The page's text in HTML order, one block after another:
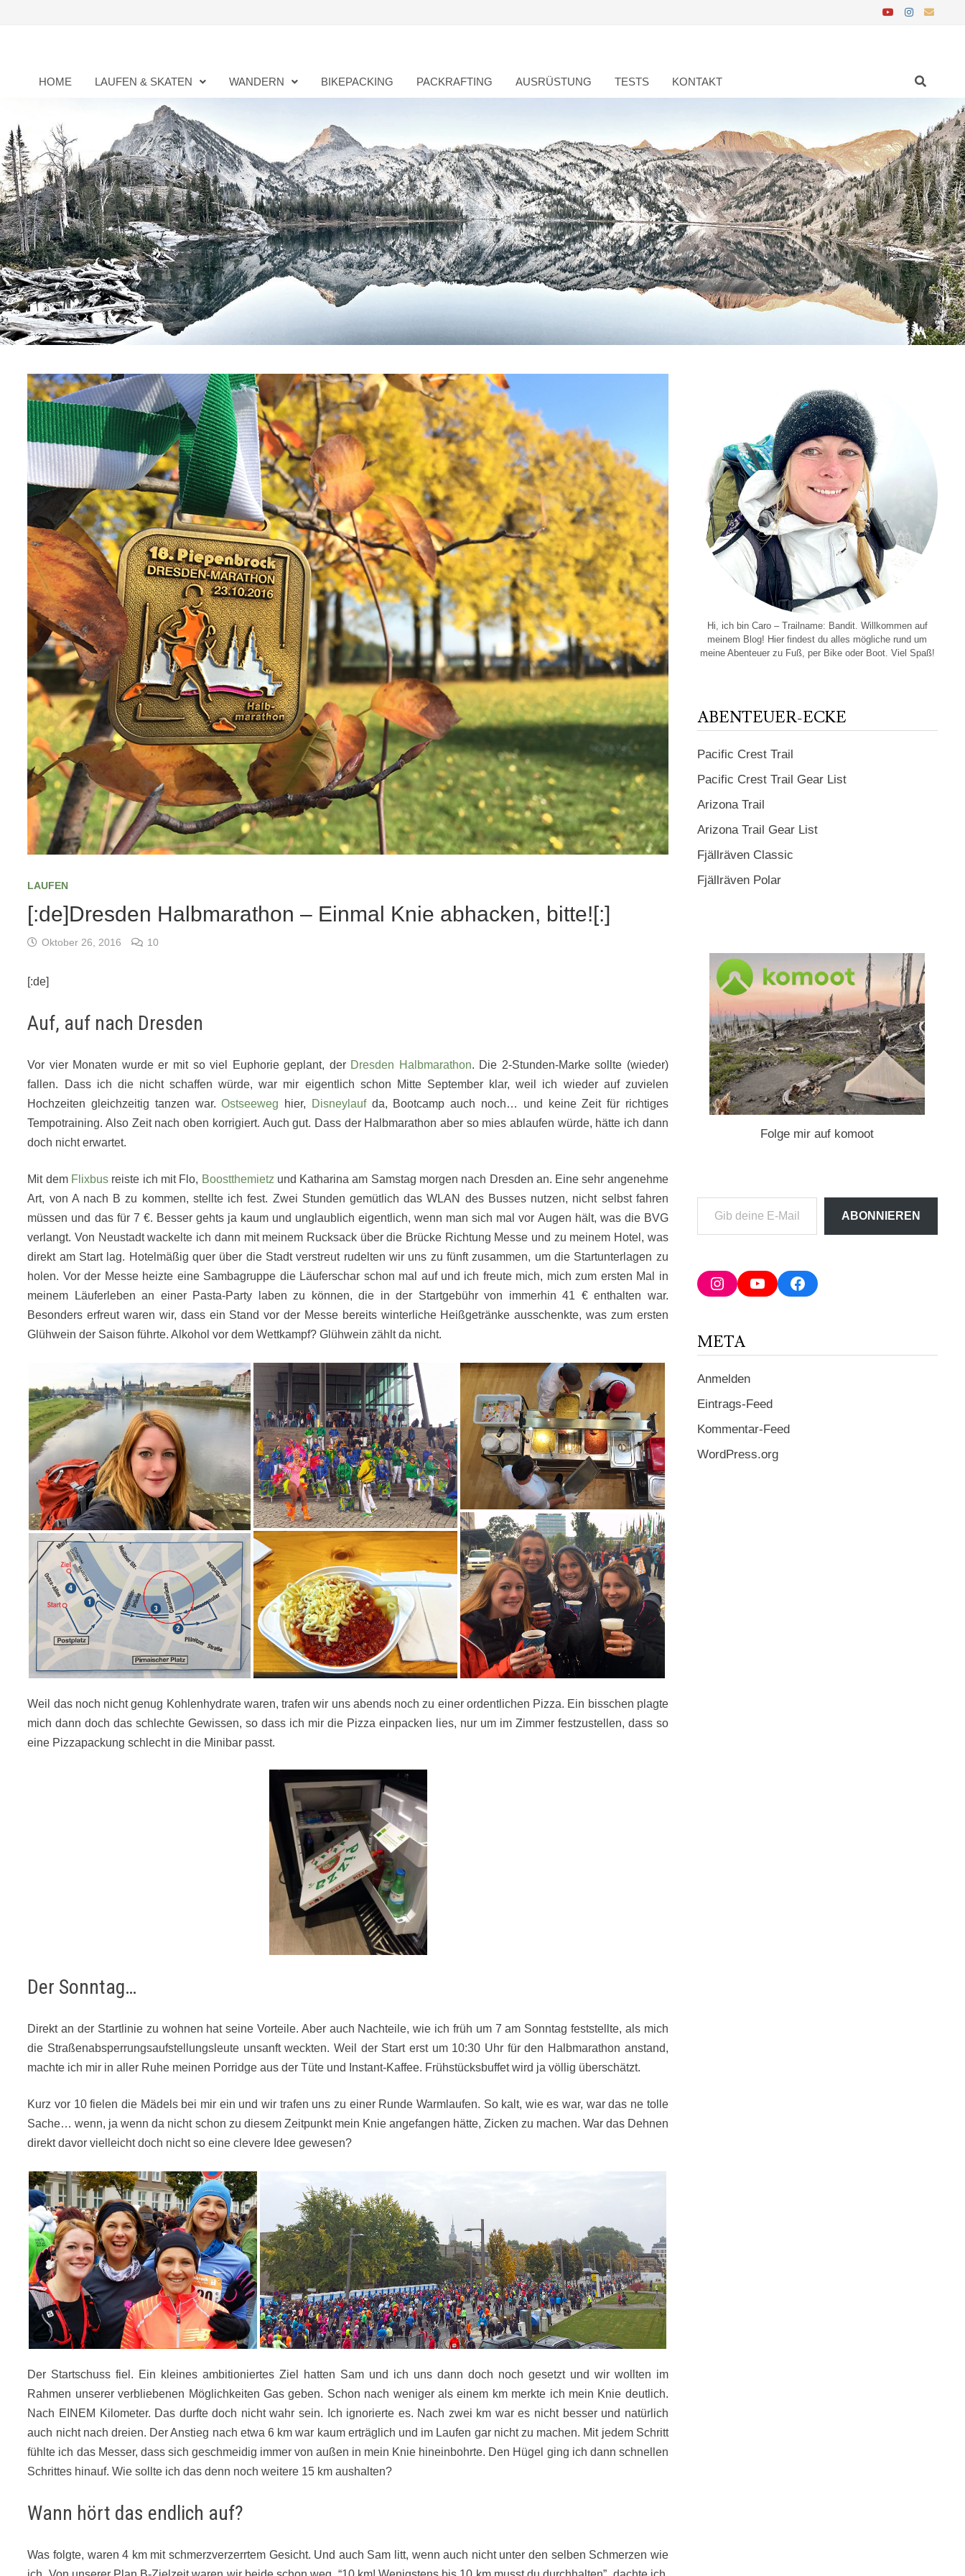
HOME LAUFEN & SKATEN WANDERN BIKEPACKING PACKRAFTING AUSRÜSTUNG TESTS KONTAKT
LAUFEN
[:de]Dresden Halbmarathon – Einmal Knie abhacken, bitte![:]
Oktober 26, 2016 10
[:de]
Auf, auf nach Dresden
Vor vier Monaten wurde er mit so viel Euphorie geplant, der Dresden Halbmarathon. Die 2-Stunden-Marke sollte (wieder)
fallen. Dass ich die nicht schaffen würde, war mir eigentlich schon Mitte September klar, weil ich wieder auf zuvielen
Hochzeiten gleichzeitig tanzen war.Ostseeweg hier, Disneylaufda, Bootcamp auch noch… und keine Zeit für richtiges
Tempotraining. Also Zeit nach oben korrigiert. Auch gut. Dass der Halbmarathon aber so mies ablaufen würde, hätte ich dann
doch nicht erwartet.
Mit dem Flixbus reiste ich mit Flo, Boostthemietz und Katharina am Samstag morgen nach Dresden an. Eine sehr angenehme
Art, von A nach B zu kommen, stellte ich fest. Zwei Stunden gemütlich das WLAN des Busses nutzen, nicht selbst fahren
müssen und das für 7 €. Besser gehts ja kaum und unglaublich eigentlich, wenn man sich mal vor Augen hält, was die BVG
verlangt. Von Neustadt wackelte ich dann mit meinem Rucksack über die Brücke Richtung Messe und zu meinem Hotel, was
direkt am Start lag. Hotelmäßig quer über die Stadt verstreut rudelten wir uns zu fünft zusammen, um die Startunterlagen zu
holen. Vor der Messe heizte eine Sambagruppe die Läuferschar schon mal auf und ich freute mich, mich zum ersten Mal in
meinem Läuferleben an einer Pasta-Party laben zu können, die in der Startgebühr von immerhin 41 € enthalten war.
Besonders erfreut waren wir, dass ein Stand vor der Messe bereits winterliche Heißgetränke ausschenkte, was zum ersten
Glühwein der Saison führte. Alkohol vor dem Wettkampf? Glühwein zählt da nicht.
Weil das noch nicht genug Kohlenhydrate waren, trafen wir uns abends noch zu einer ordentlichen Pizza. Ein bisschen plagte
mich dann doch das schlechte Gewissen, so dass ich mir die Pizza einpacken lies, nur um im Zimmer festzustellen, dass so
eine Pizzapackung schlecht in die Minibar passt.
Der Sonntag…
Direkt an der Startlinie zu wohnen hat seine Vorteile. Aber auch Nachteile, wie ich früh um 7 am Sonntag feststellte, als mich
die Straßenabsperrungsaufstellungsleute unsanft weckten. Weil der Start erst um 10:30 Uhr für den Halbmarathon anstand,
machte ich mir in aller Ruhe meinen Porridge aus der Tüte und Instant-Kaffee. Frühstücksbuffet wird ja völlig überschätzt.
Kurz vor 10 fielen die Mädels bei mir ein und wir trafen uns zu einer Runde Warmlaufen. So kalt, wie es war, war das ne tolle
Sache… wenn, ja wenn da nicht schon zu diesem Zeitpunkt mein Knie angefangen hätte, Zicken zu machen. War das Dehnen
direkt davor vielleicht doch nicht so eine clevere Idee gewesen?
Der Startschuss fiel. Ein kleines ambitioniertes Ziel hatten Sam und ich uns dann doch noch gesetzt und wir wollten im
Rahmen unserer verbliebenen Möglichkeiten Gas geben. Schon nach weniger als einem km merkte ich mein Knie deutlich.
Nach EINEM Kilometer. Das durfte doch nicht wahr sein. Ich ignorierte es. Nach zwei km war es nicht besser und natürlich
auch nicht nach dreien. Der Anstieg nach etwa 6 km war kaum erträglich und im Laufen gar nicht zu machen. Mit jedem Schritt
fühlte ich das Messer, dass sich geschmeidig immer von außen in mein Knie hineinbohrte. Den Hügel ging ich dann schnellen
Schrittes hinauf. Wie sollte ich das denn noch weitere 15 km aushalten?
Wann hört das endlich auf?
Was folgte, waren 4 km mit schmerzverzerrtem Gesicht. Und auch Sam litt, wenn auch nicht unter den selben Schmerzen wie
Hi, ich bin Caro – Trailname: Bandit. Willkommen auf
meinem Blog! Hier findest du alles mögliche rund um
meine Abenteuer zu Fuß, per Bike oder Boot. Viel Spaß!
ABENTEUER-ECKE
Pacific Crest Trail
Pacific Crest Trail Gear List
Arizona Trail
Arizona Trail Gear List
Fjällräven Classic
Fjällräven Polar
Folge mir auf komoot
deine
Adresse
ein ...
ABONNIEREN
InstagramYouTubeFacebook
META
Anmelden
Eintrags-Feed
Kommentar-Feed
WordPress.org